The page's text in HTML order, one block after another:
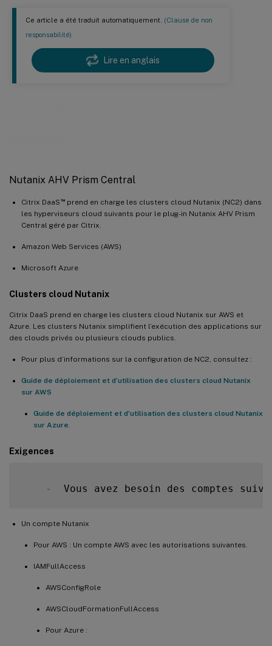
Ce article a été traduit automatiquement. (Clause de non
responsabilité)
Lire en anglais
Nutanix AHV Prism Central
Citrix DaaS ™prend en charge les clusters cloud Nutanix (NC2) dans
les hyperviseurs cloud suivants pour le plug-in Nutanix AHV Prism
Central géré par Citrix.
Amazon Web Services (AWS)
Microsoft Azure
Clusters cloud Nutanix
Citrix DaaS prend en charge les clusters cloud Nutanix sur AWS et
Azure. Les clusters Nutanix simplifient l’exécution des applications sur
des clouds privés ou plusieurs clouds publics.
Pour plus d’informations sur la configuration de NC2, consultez :
Guide de déploiement et d’utilisation des clusters cloud Nutanix
sur AWS
Guide de déploiement et d’utilisation des clusters cloud Nutanix
sur Azure
Exigences
-
Vous avez besoin des comptes
Un compte Nutanix
Pour AWS : Un compte AWS avec les autorisations suivantes.
IAMFullAccess
AWSConfigRole
AWSCloudFormationFullAccess
Pour Azure :